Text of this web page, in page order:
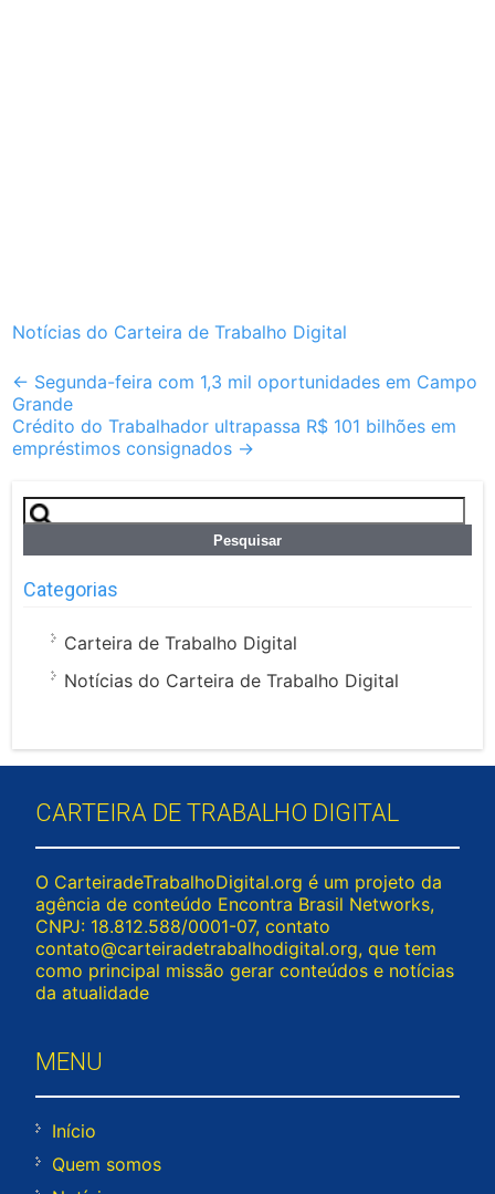
Notícias do Carteira de Trabalho Digital
Post
navigation
← Segunda-feira com 1,3 mil oportunidades em Campo
Grande
Crédito do Trabalhador ultrapassa R$ 101 bilhões em
empréstimos consignados →
Pesquisar
por:
Categorias
Carteira de Trabalho Digital
Notícias do Carteira de Trabalho Digital
CARTEIRA DE TRABALHO DIGITAL
O CarteiradeTrabalhoDigital.org é um projeto da
agência de conteúdo Encontra Brasil Networks,
CNPJ: 18.812.588/0001-07, contato
contato@carteiradetrabalhodigital.org, que tem
como principal missão gerar conteúdos e notícias
da atualidade
MENU
Início
Quem somos